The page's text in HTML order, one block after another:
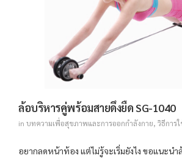
ล้อบริหารคู่พร้อมสายดึงยืด SG-1040
in บทความเพื่อสุขภาพและการออกกำลังกาย, วิธีการ
อยากลดหน้าท้อง แต่ไม่รู้จะเริ่มยังไง ขอแนะน